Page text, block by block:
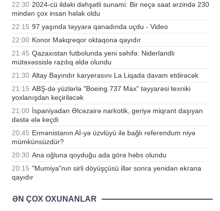
22:30 2024-cü ildəki dəhşətli sunami: Bir neçə saat ərzində 230
mindən çox insan həlak oldu
22:15 97 yaşında təyyarə qanadında uçdu - Video
22:00 Konor Makqreqor oktaqona qayıdır
21:45 Qazaxıstan futbolunda yeni səhifə: Niderlandlı
mütəxəssislə razılıq əldə olundu
21:30 Altay Bayındır karyerasını La Liqada davam etdirəcək
21:15 ABŞ-də yüzlərlə "Boeing 737 Max" təyyarəsi texniki
yoxlanışdan keçiriləcək
21:00 İspaniyadan Əlcəzairə narkotik, geriyə miqrant daşıyan
dəstə ələ keçdi
20:45 Ermənistanın Aİ-yə üzvlüyü ilə bağlı referendum niyə
mümkünsüzdür?
20:30 Ana oğluna qoyduğu ada görə həbs olundu
20:15 "Mumiya"nın sirli döyüşçüsü illər sonra yenidən ekrana
qayıdır
ƏN ÇOX OXUNANLAR